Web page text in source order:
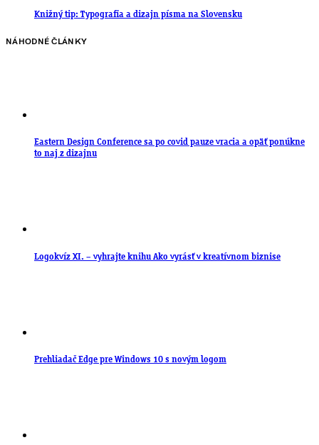
Knižný tip: Typografia a dizajn písma na Slovensku
NÁHODNÉ ČLÁNKY
Eastern Design Conference sa po covid pauze vracia a opäť ponúkne
to naj z dizajnu
Logokvíz XI. – vyhrajte knihu Ako vyrásť v kreatívnom biznise
Prehliadač Edge pre Windows 10 s novým logom